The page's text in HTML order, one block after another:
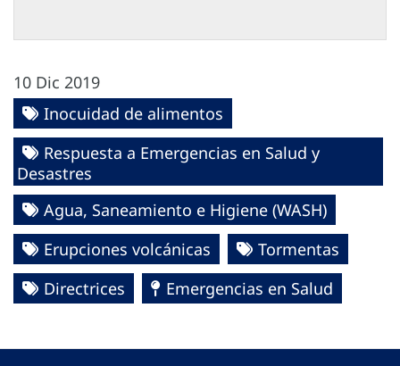
10 Dic 2019
Inocuidad de alimentos
Respuesta a Emergencias en Salud y
Desastres
Agua, Saneamiento e Higiene (WASH)
Erupciones volcánicas
Tormentas
Directrices
Emergencias en Salud